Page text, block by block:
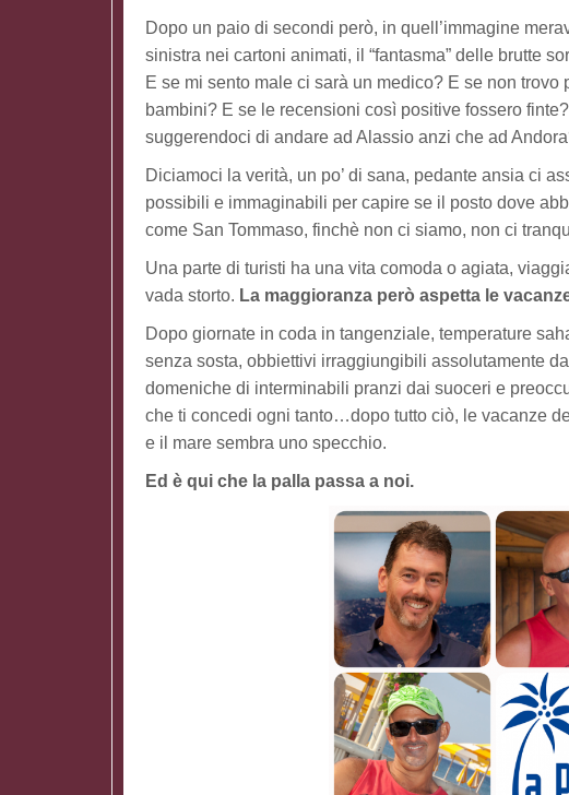
Dopo un paio di secondi però, in quell’immagine
sinistra nei cartoni animati, il “fantasma” delle brutte
E se mi sento male ci sarà un medico? E se non
bambini? E se le recensioni così positive fossero
suggerendoci di andare ad Alassio anzi che ad
Diciamoci la verità, un po’ di sana, pedante ansia ci
possibili e immaginabili per capire se il posto dove
come San Tommaso, finchè non ci siamo, non ci
Una parte di turisti ha una vita comoda o agiata,
vada storto. La maggioranza però aspetta le
Dopo giornate in coda in tangenziale, temperature
senza sosta, obbiettivi irraggiungibili assolutamente
domeniche di interminabili pranzi dai suoceri e
che ti concedi ogni tanto…dopo tutto ciò, le vacanze
e il mare sembra uno specchio.
Ed è qui che la palla passa a noi.